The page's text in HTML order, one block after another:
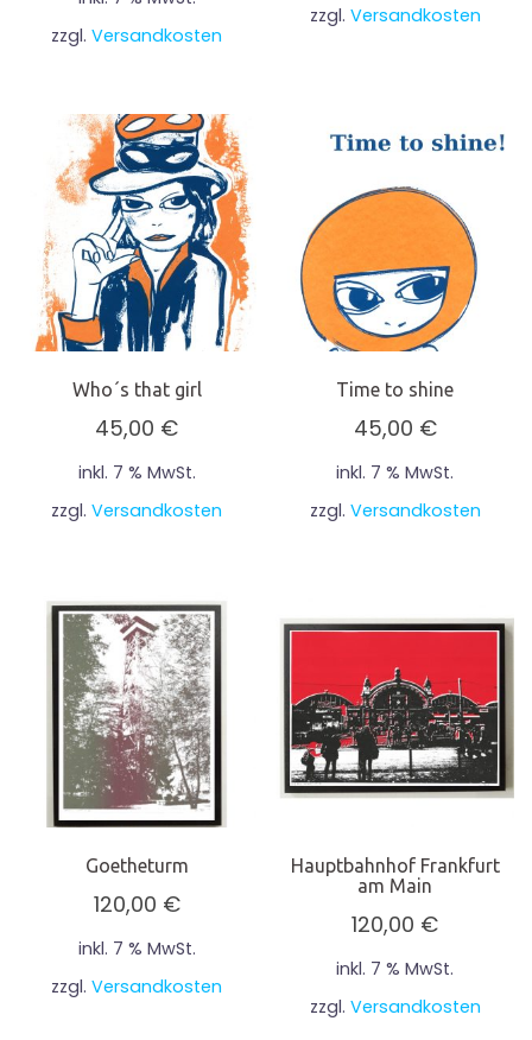
zzgl.Versandkosten
zzgl. Versandkosten
Who´s that girl
45,00 €
inkl. 7 % MwSt.
zzgl.Versandkosten
Time to shine
45,00 €
inkl. 7 % MwSt.
zzgl. Versandkosten
Goetheturm
120,00 €
inkl. 7 % MwSt.
zzgl.Versandkosten
Hauptbahnhof Frankfurt
am Main
120,00 €
inkl. 7 % MwSt.
zzgl. Versandkosten